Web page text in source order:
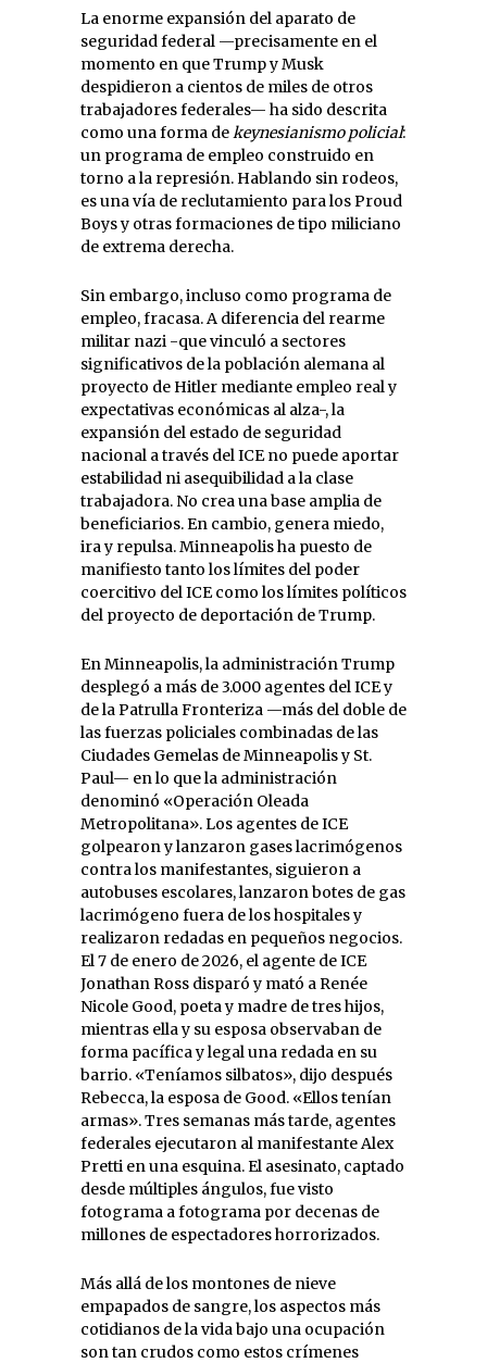
La enorme expansión del aparato de
seguridad federal —precisamente en el
momento en que Trump y Musk
despidieron a cientos de miles de otros
trabajadores federales— ha sido descrita
como una forma de keynesianismo policial:
un programa de empleo construido en
torno a la represión. Hablando sin rodeos,
es una vía de reclutamiento para los Proud
Boys y otras formaciones de tipo miliciano
de extrema derecha.
Sin embargo, incluso como programa de
empleo, fracasa. A diferencia del rearme
militar nazi -que vinculó a sectores
significativos de la población alemana al
proyecto de Hitler mediante empleo real y
expectativas económicas al alza-, la
expansión del estado de seguridad
nacional a través del ICE no puede aportar
estabilidad ni asequibilidad a la clase
trabajadora. No crea una base amplia de
beneficiarios. En cambio, genera miedo,
ira y repulsa. Minneapolis ha puesto de
manifiesto tanto los límites del poder
coercitivo del ICE como los límites políticos
del proyecto de deportación de Trump.
En Minneapolis, la administración Trump
desplegó a más de 3.000 agentes del ICE y
de la Patrulla Fronteriza —más del doble de
las fuerzas policiales combinadas de las
Ciudades Gemelas de Minneapolis y St.
Paul— en lo que la administración
denominó «Operación Oleada
Metropolitana». Los agentes de ICE
golpearon y lanzaron gases lacrimógenos
contra los manifestantes, siguieron a
autobuses escolares, lanzaron botes de gas
lacrimógeno fuera de los hospitales y
realizaron redadas en pequeños negocios.
El 7 de enero de 2026, el agente de ICE
Jonathan Ross disparó y mató a Renée
Nicole Good, poeta y madre de tres hijos,
mientras ella y su esposa observaban de
forma pacífica y legal una redada en su
barrio. «Teníamos silbatos», dijo después
Rebecca, la esposa de Good. «Ellos tenían
armas». Tres semanas más tarde, agentes
federales ejecutaron al manifestante Alex
Pretti en una esquina. El asesinato, captado
desde múltiples ángulos, fue visto
fotograma a fotograma por decenas de
millones de espectadores horrorizados.
Más allá de los montones de nieve
empapados de sangre, los aspectos más
cotidianos de la vida bajo una ocupación
son tan crudos como estos crímenes